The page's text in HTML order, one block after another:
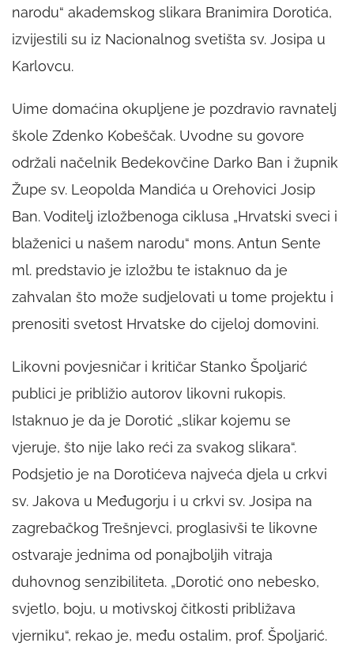
narodu“ akademskog slikara Branimira Dorotića,
izvijestili su iz Nacionalnog svetišta sv. Josipa u
Karlovcu.
Uime domaćina okupljene je pozdravio ravnatelj
škole Zdenko Kobeščak. Uvodne su govore
održali načelnik Bedekovčine Darko Ban i župnik
Župe sv. Leopolda Mandića u Orehovici Josip
Ban. Voditelj izložbenoga ciklusa „Hrvatski sveci i
blaženici u našem narodu“ mons. Antun Sente
ml. predstavio je izložbu te istaknuo da je
zahvalan što može sudjelovati u tome projektu i
prenositi svetost Hrvatske do cijeloj domovini.
Likovni povjesničar i kritičar Stanko Špoljarić
publici je približio autorov likovni rukopis.
Istaknuo je da je Dorotić „slikar kojemu se
vjeruje, što nije lako reći za svakog slikara“.
Podsjetio je na Dorotićeva najveća djela u crkvi
sv. Jakova u Međugorju i u crkvi sv. Josipa na
zagrebačkog Trešnjevci, proglasivši te likovne
ostvaraje jednima od ponajboljih vitraja
duhovnog senzibiliteta. „Dorotić ono nebesko,
svjetlo, boju, u motivskoj čitkosti približava
vjerniku“, rekao je, među ostalim, prof. Špoljarić.